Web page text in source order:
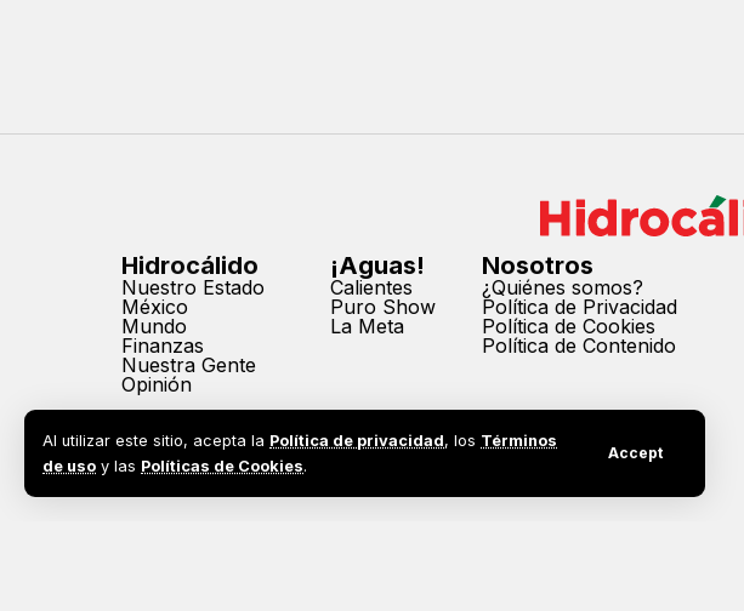
Al utilizar este sitio, acepta la Política de privacidad, los Términos
de uso y las Políticas de Cookies.
Accept
Hidrocálido
Nuestro Estado
México
Mundo
Finanzas
Nuestra Gente
Opinión
¡Aguas!
Calientes
Puro Show
La Meta
Nosotros
¿Quiénes somos?
Política de Privacidad
Política de Cookies
Política de Contenido